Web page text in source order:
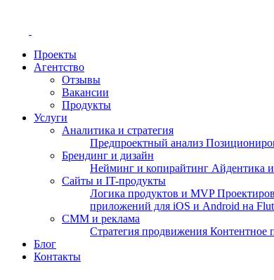
Проекты
Агентство
Отзывы
Вакансии
Продукты
Услуги
Аналитика и стратегия
Предпроектный анализ
Брендинг и дизайн
Нейминг и копирайтинг Айдентика
Сайты и IT-продукты
Логика продуктов и MVP
приложений для iOS и Android на
СММ и реклама
Стратегия продвижения Контентное
Блог
Контакты